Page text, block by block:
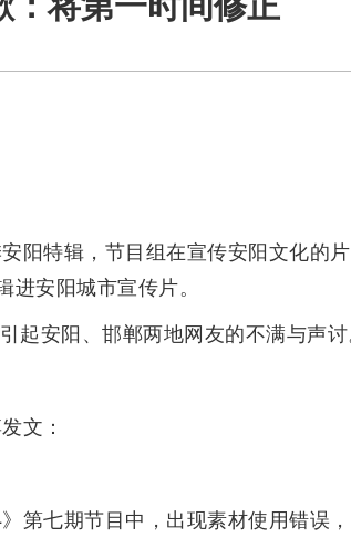
阳特辑，节目组在宣传安阳文化的
进安阳城市宣传片。
起安阳、邯郸两地网友的不满与声讨
文：
第七期节目中，出现素材使用错误